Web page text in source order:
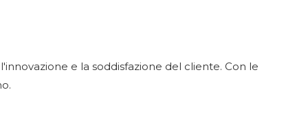
e la soddisfazione del cliente. Con le